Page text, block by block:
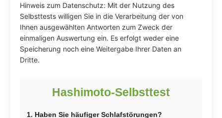
Hinweis zum Datenschutz: Mit der Nutzung des
Selbsttests willigen Sie in die Verarbeitung der von
Ihnen ausgewählten Antworten zum Zweck der
einmaligen Auswertung ein. Es erfolgt weder eine
Speicherung noch eine Weitergabe Ihrer Daten an
Dritte.
Hashimoto-Selbsttest
1. Haben Sie häufiger Schlafstörungen?